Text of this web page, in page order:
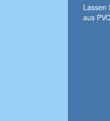
Lassen
aus